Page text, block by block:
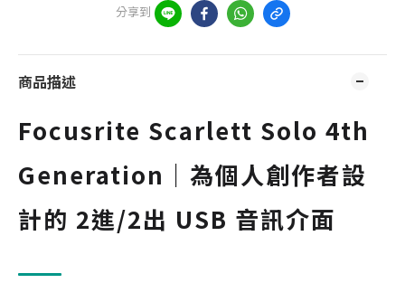
分享到
商品描述
Focusrite Scarlett Solo 4th
Generation｜為個人創作者設
計的 2進/2出 USB 音訊介面